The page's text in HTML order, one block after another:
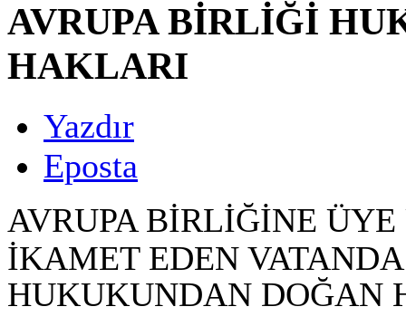
AVRUPA BİRLİĞİ
HAKLARI
Yazdır
Eposta
AVRUPA BİRLİĞİNE
İKAMET EDEN
HUKUKUNDAN DOĞAN